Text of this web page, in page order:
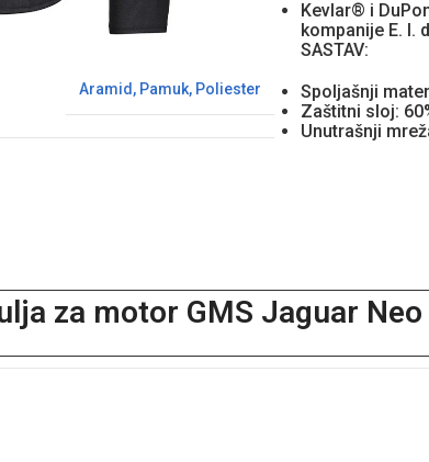
Aramid, Pamuk, Poliester
Kevlar® i
kompanije E. I.
SASTAV:
Spoljašnji
Zaštitni sloj:
Unutrašnji
za motor GMS Jaguar Neo